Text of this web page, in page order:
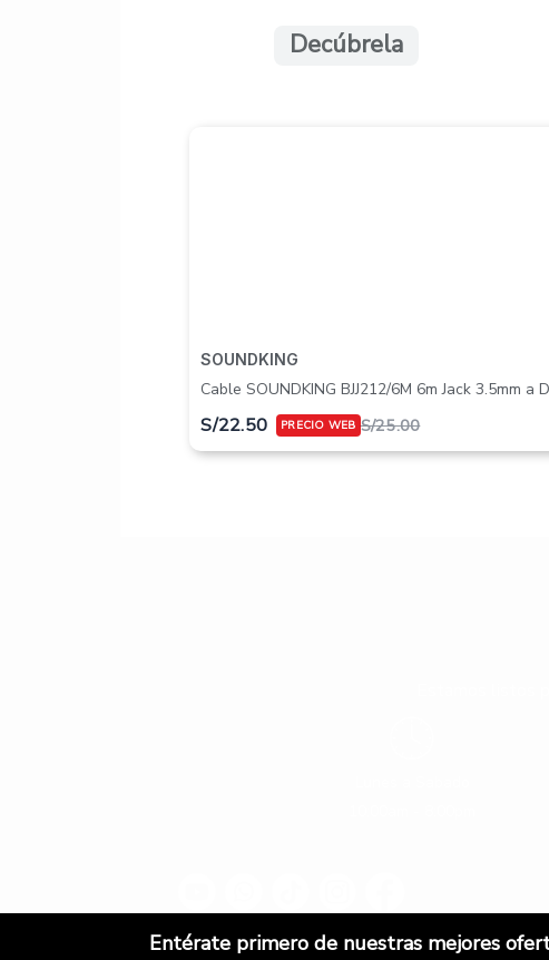
Decúbrela
SOUNDKING
Cable SOUNDKING BJJ212/6M 6m Jack 3.5mm a
S/25.00
S/22.50
Entérate primero de nuestras mejores